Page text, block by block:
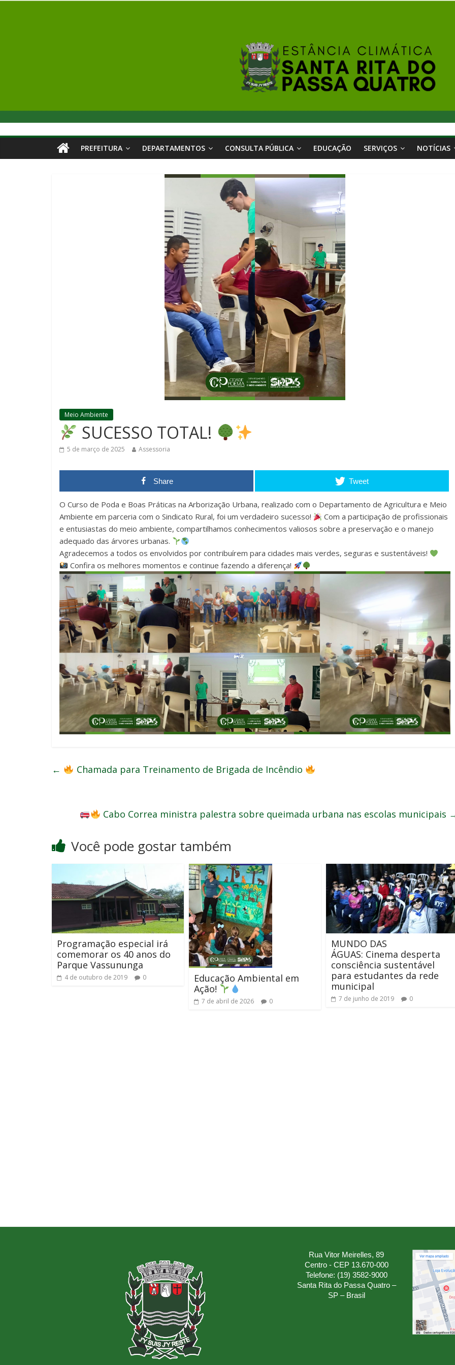
PREFEITURA DEPARTAMENTOS CONSULTA PÚBLICA EDUCAÇÃO SERVIÇOS NOTÍCIAS
Meio Ambiente
SUCESSO TOTAL!
5 de março de 2025 Assessoria
Share Tweet
O Curso de Poda e Boas Práticas na Arborização Urbana, realizado com o Departamento de Agricultura e Meio
Ambiente em parceria com o Sindicato Rural, foi um verdadeiro sucesso!
Com a participação de profissionais
e entusiastas do meio ambiente, compartilhamos conhecimentos valiosos sobre a preservação e o manejo
adequado das árvores urbanas.
Agradecemos a todos os envolvidos por contribuírem para cidades mais verdes, seguras e sustentáveis!
Confira os melhores momentos e continue fazendo a diferença!
← Chamada para Treinamento de Brigada de Incêndio
Cabo Correa ministra palestra sobre queimada urbana nas escolas municipais
Você pode gostar também
Programação especial irá
comemorar os 40 anos do
Parque Vassununga
4 de outubro de 2019 0
Educação Ambiental em
Ação!
7 de abril de 2026 0
MUNDO DAS
ÁGUAS: Cinema desperta
consciência sustentável
para estudantes da rede
municipal
7 de junho de 2019 0
Rua Vitor Meirelles, 89
Centro - CEP 13.670-000
Telefone: (19) 3582-9000
Santa Rita do Passa Quatro –
SP – Brasil